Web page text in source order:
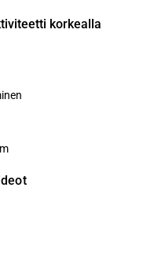
korkealla